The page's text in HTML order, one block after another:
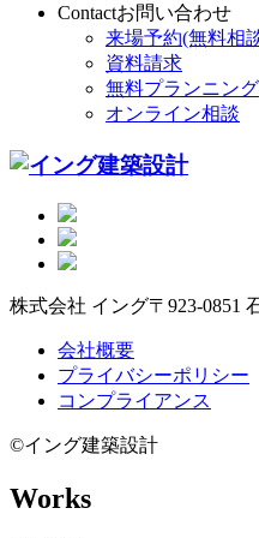
Contactお問い合わせ
来場予約(無料相
資料請求
無料プランニング
オンライン相談
株式会社 イング〒923-0851
会社概要
プライバシーポリシー
コンプライアンス
©イング建築設計
Works